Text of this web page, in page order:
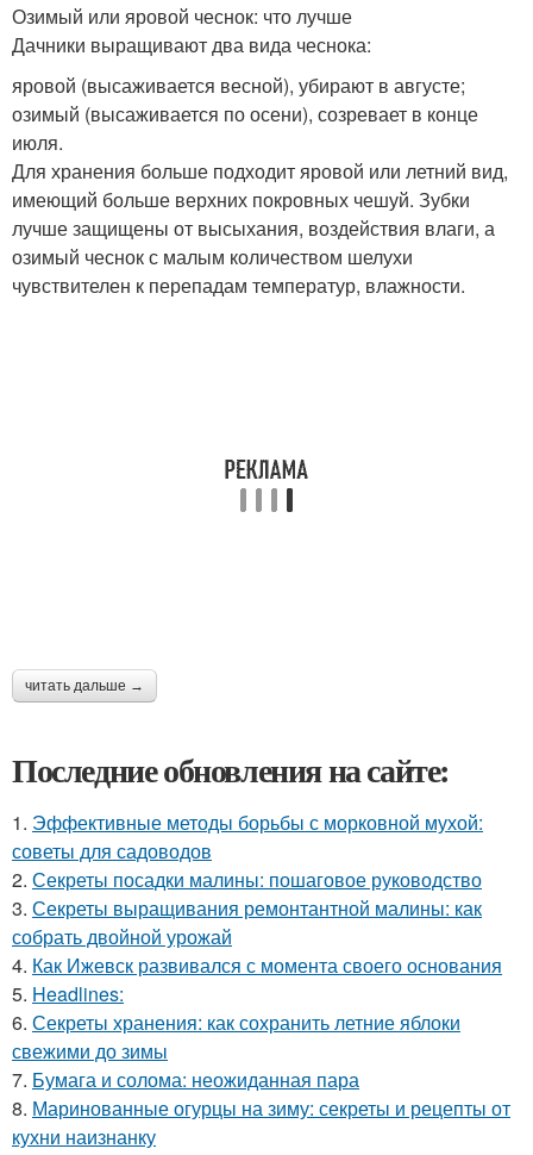
Озимый или яровой чеснок: что лучше
Дачники выращивают два вида чеснока:
яровой (высаживается весной), убирают в августе;
озимый (высаживается по осени), созревает в конце
июля.
Для хранения больше подходит яровой или летний вид,
имеющий больше верхних покровных чешуй. Зубки
лучше защищены от высыхания, воздействия влаги, а
озимый чеснок с малым количеством шелухи
чувствителен к перепадам температур, влажности.
читать дальше →
Последние обновления на сайте:
1. Эффективные методы борьбы с морковной мухой:
советы для садоводов
2. Секреты посадки малины: пошаговое руководство
3. Секреты выращивания ремонтантной малины: как
собрать двойной урожай
4. Как Ижевск развивался с момента своего основания
5. Headlines:
6. Секреты хранения: как сохранить летние яблоки
свежими до зимы
7. Бумага и солома: неожиданная пара
8. Маринованные огурцы на зиму: секреты и рецепты от
кухни наизнанку